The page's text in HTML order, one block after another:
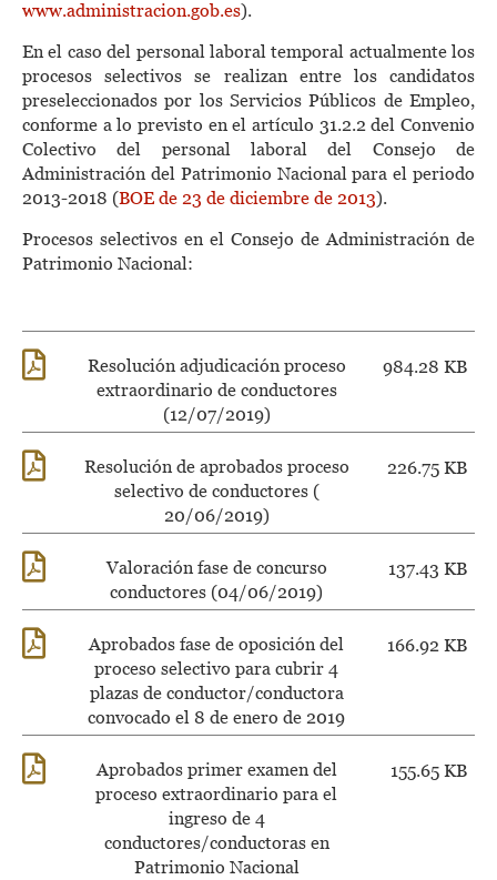
www.administracion.gob.es).
En el caso del personal laboral temporal actualmente los
procesos selectivos se realizan entre los candidatos
preseleccionados por los Servicios Públicos de Empleo,
conforme a lo previsto en el artículo 31.2.2 del Convenio
Colectivo del personal laboral del Consejo de
Administración del Patrimonio Nacional para el periodo
2013-2018 (BOE de 23 de diciembre de 2013).
Procesos selectivos en el Consejo de Administración de
Patrimonio Nacional:
Resolución adjudicación proceso
extraordinario de conductores
(12/07/2019)
984.28 KB
Resolución de aprobados proceso
selectivo de conductores (
20/06/2019)
226.75 KB
Valoración fase de concurso
conductores (04/06/2019)
137.43 KB
Aprobados fase de oposición del
proceso selectivo para cubrir 4
plazas de conductor/conductora
convocado el 8 de enero de 2019
166.92 KB
Aprobados primer examen del
proceso extraordinario para el
ingreso de 4
conductores/conductoras en
Patrimonio Nacional
155.65 KB